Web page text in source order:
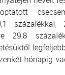
százalékkal,
29,8
hónapig